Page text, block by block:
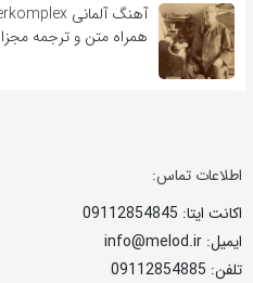
همراه متن و ترجمه مجزا
اطلاعات تماس:
اکانت ایتا: 09112854845
ایمیل: info@melod.ir
تلفن: 09112854885